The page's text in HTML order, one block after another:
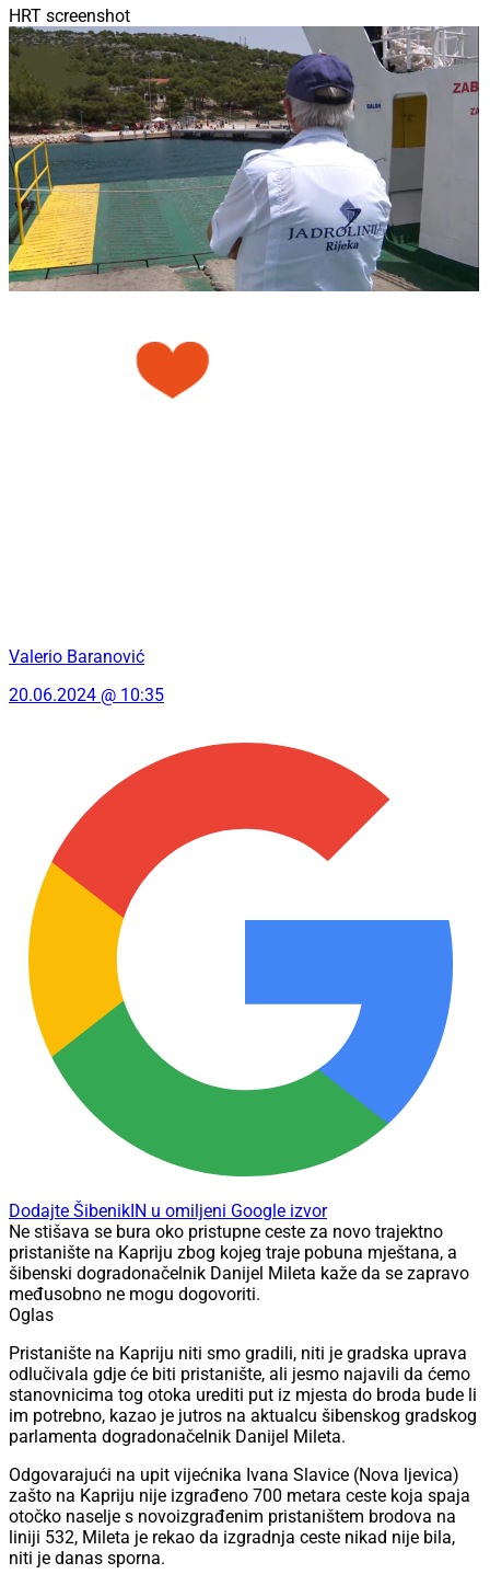
HRT screenshot
Valerio Baranović
20.06.2024 @ 10:35
Dodajte ŠibenikIN u omiljeni Google izvor
Ne stišava se bura oko pristupne ceste za novo trajektno
pristanište na Kapriju zbog kojeg traje pobuna mještana, a
šibenski dogradonačelnik Danijel Mileta kaže da se zapravo
međusobno ne mogu dogovoriti.
Oglas
Pristanište na Kapriju niti smo gradili, niti je gradska uprava
odlučivala gdje će biti pristanište, ali jesmo najavili da ćemo
stanovnicima tog otoka urediti put iz mjesta do broda bude li
im potrebno, kazao je jutros na aktualcu šibenskog gradskog
parlamenta dogradonačelnik Danijel Mileta.
Odgovarajući na upit vijećnika Ivana Slavice (Nova ljevica)
zašto na Kapriju nije izgrađeno 700 metara ceste koja spaja
otočko naselje s novoizgrađenim pristaništem brodova na
liniji 532, Mileta je rekao da izgradnja ceste nikad nije bila,
niti je danas sporna.